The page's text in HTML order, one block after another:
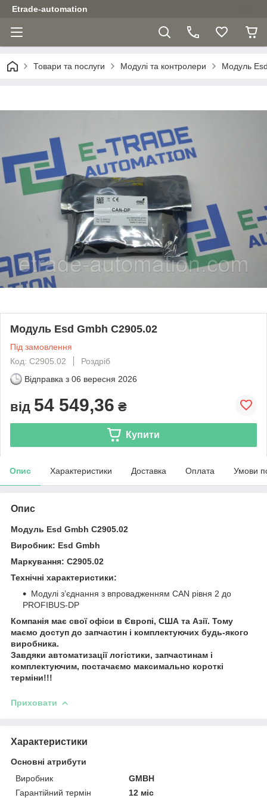
Etrade-automation
Товари та послуги Модулі та контролери Модуль
Модуль Esd Gmbh C2905.02
Під замовлення
Код: C2905.02
Роздріб
Відправка з 06 вересня 2026
від 54 549,36 ₴
Купити
Опис Характеристики Доставка Оплата Умови
Опис
Модуль Esd Gmbh C2905.02
Виробник: Esd Gmbh
Маркування: C2905.02
Технічні характеристики:
Модулі з’єднання з впровадженням CAN рівня 2 до
PROFIBUS-DP
Компанія має свої офіси в Європі, США та Азії. Тому
маємо доступ до запчастин і комплектуючих будь-якого
виробника.
Завдяки автоматизації логістики, запчастинам і
комплектуючим, постачаємо максимально короткі
терміни!!!
Приховати
Характеристики
Основні атрибути
Виробник
GMBH
Гарантійний термін
12 міс